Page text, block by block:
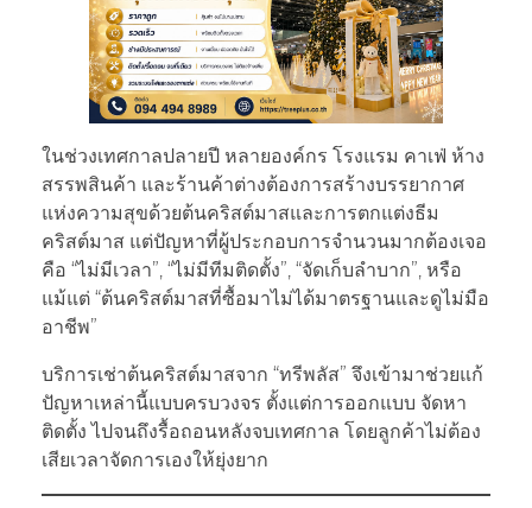
ในช่วงเทศกาลปลายปี หลายองค์กร โรงแรม คาเฟ่ ห้าง
สรรพสินค้า และร้านค้าต่างต้องการสร้างบรรยากาศ
แห่งความสุขด้วยต้นคริสต์มาสและการตกแต่งธีม
คริสต์มาส แต่ปัญหาที่ผู้ประกอบการจำนวนมากต้องเจอ
คือ “ไม่มีเวลา”, “ไม่มีทีมติดตั้ง”, “จัดเก็บลำบาก”, หรือ
แม้แต่ “ต้นคริสต์มาสที่ซื้อมาไม่ได้มาตรฐานและดูไม่มือ
อาชีพ”
บริการเช่าต้นคริสต์มาสจาก “ทรีพลัส” จึงเข้ามาช่วยแก้
ปัญหาเหล่านี้แบบครบวงจร ตั้งแต่การออกแบบ จัดหา
ติดตั้ง ไปจนถึงรื้อถอนหลังจบเทศกาล โดยลูกค้าไม่ต้อง
เสียเวลาจัดการเองให้ยุ่งยาก